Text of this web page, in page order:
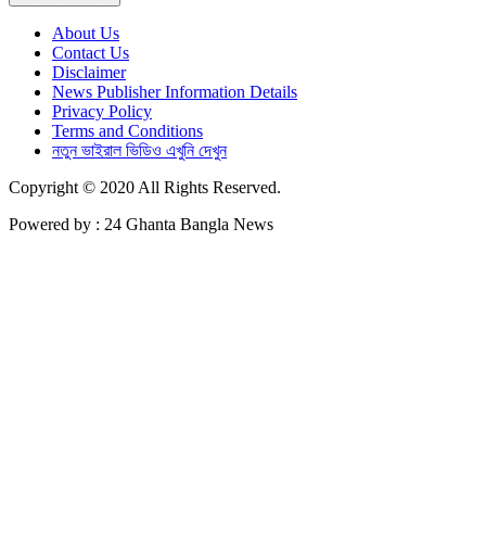
About Us
Contact Us
Disclaimer
News Publisher Information Details
Privacy Policy
Terms and Conditions
নতুন ভাইরাল ভিডিও এখুনি দেখুন
Copyright © 2020 All Rights Reserved.
Powered by : 24 Ghanta Bangla News